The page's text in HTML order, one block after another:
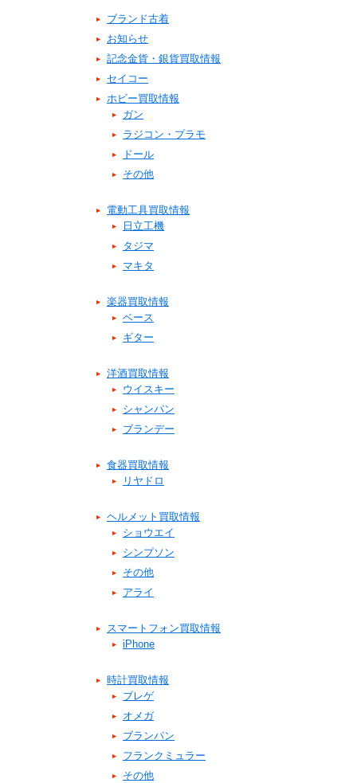
ブランド古着
お知らせ
記念金貨・銀貨買取情報
セイコー
ホビー買取情報
ガン
ラジコン・プラモ
ドール
その他
電動工具買取情報
日立工機
タジマ
マキタ
楽器買取情報
ベース
ギター
洋酒買取情報
ウイスキー
シャンパン
ブランデー
食器買取情報
リヤドロ
ヘルメット買取情報
ショウエイ
シンプソン
その他
アライ
スマートフォン買取情報
iPhone
時計買取情報
ブレゲ
オメガ
ブランパン
フランクミュラー
その他